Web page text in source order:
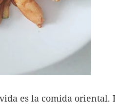
es la comida oriental.